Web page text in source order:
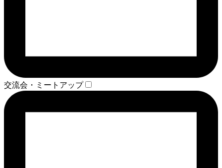
交流会・ミートアップ